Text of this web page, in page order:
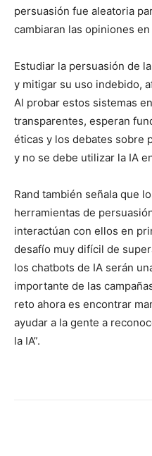
persuasión fue aleatoria
cambiaran las opiniones
Estudiar la persuasión de
y mitigar su uso indebido,
Al probar estos sistemas
transparentes, esperan
éticas y los debates sobre
y no se debe utilizar la IA
Rand también señala que
herramientas de
interactúan con ellos en
desafío muy difícil de
los chatbots de IA serán
importante de las
reto ahora es encontrar
ayudar a la gente a
la IA”.